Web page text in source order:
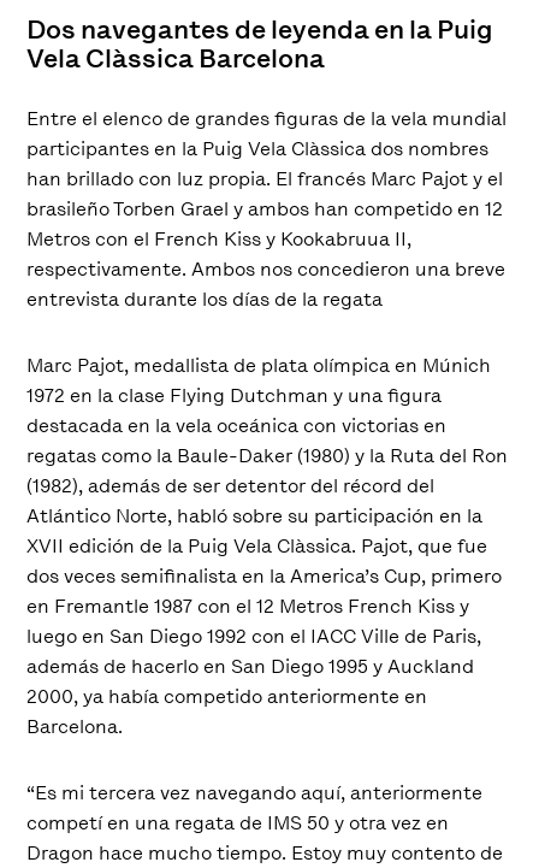
Dos navegantes de leyenda en la Puig
Vela Clàssica Barcelona
Entre el elenco de grandes figuras de la vela mundial
participantes en la Puig Vela Clàssica dos nombres
han brillado con luz propia. El francés Marc Pajot y el
brasileño Torben Grael y ambos han competido en 12
Metros con el French Kiss y Kookabruua II,
respectivamente. Ambos nos concedieron una breve
entrevista durante los días de la regata
Marc Pajot, medallista de plata olímpica en Múnich
1972 en la clase Flying Dutchman y una figura
destacada en la vela oceánica con victorias en
regatas como la Baule-Daker (1980) y la Ruta del Ron
(1982), además de ser detentor del récord del
Atlántico Norte, habló sobre su participación en la
XVII edición de la Puig Vela Clàssica. Pajot, que fue
dos veces semifinalista en la America’s Cup, primero
en Fremantle 1987 con el 12 Metros French Kiss y
luego en San Diego 1992 con el IACC Ville de Paris,
además de hacerlo en San Diego 1995 y Auckland
2000, ya había competido anteriormente en
Barcelona.
“Es mi tercera vez navegando aquí, anteriormente
competí en una regata de IMS 50 y otra vez en
Dragon hace mucho tiempo. Estoy muy contento de